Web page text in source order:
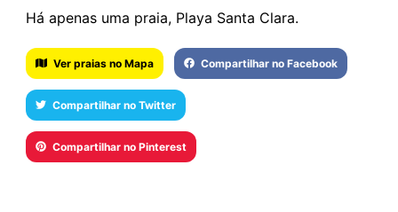
Há apenas uma praia, Playa Santa Clara.
Ver praias no Mapa Compartilhar no Facebook
Compartilhar no Twitter
Compartilhar no Pinterest